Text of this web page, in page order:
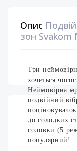
Опис
зон Svakom
Три
хочеться
Неймовірна
подвійний
до солодких
головки (5
популярний!